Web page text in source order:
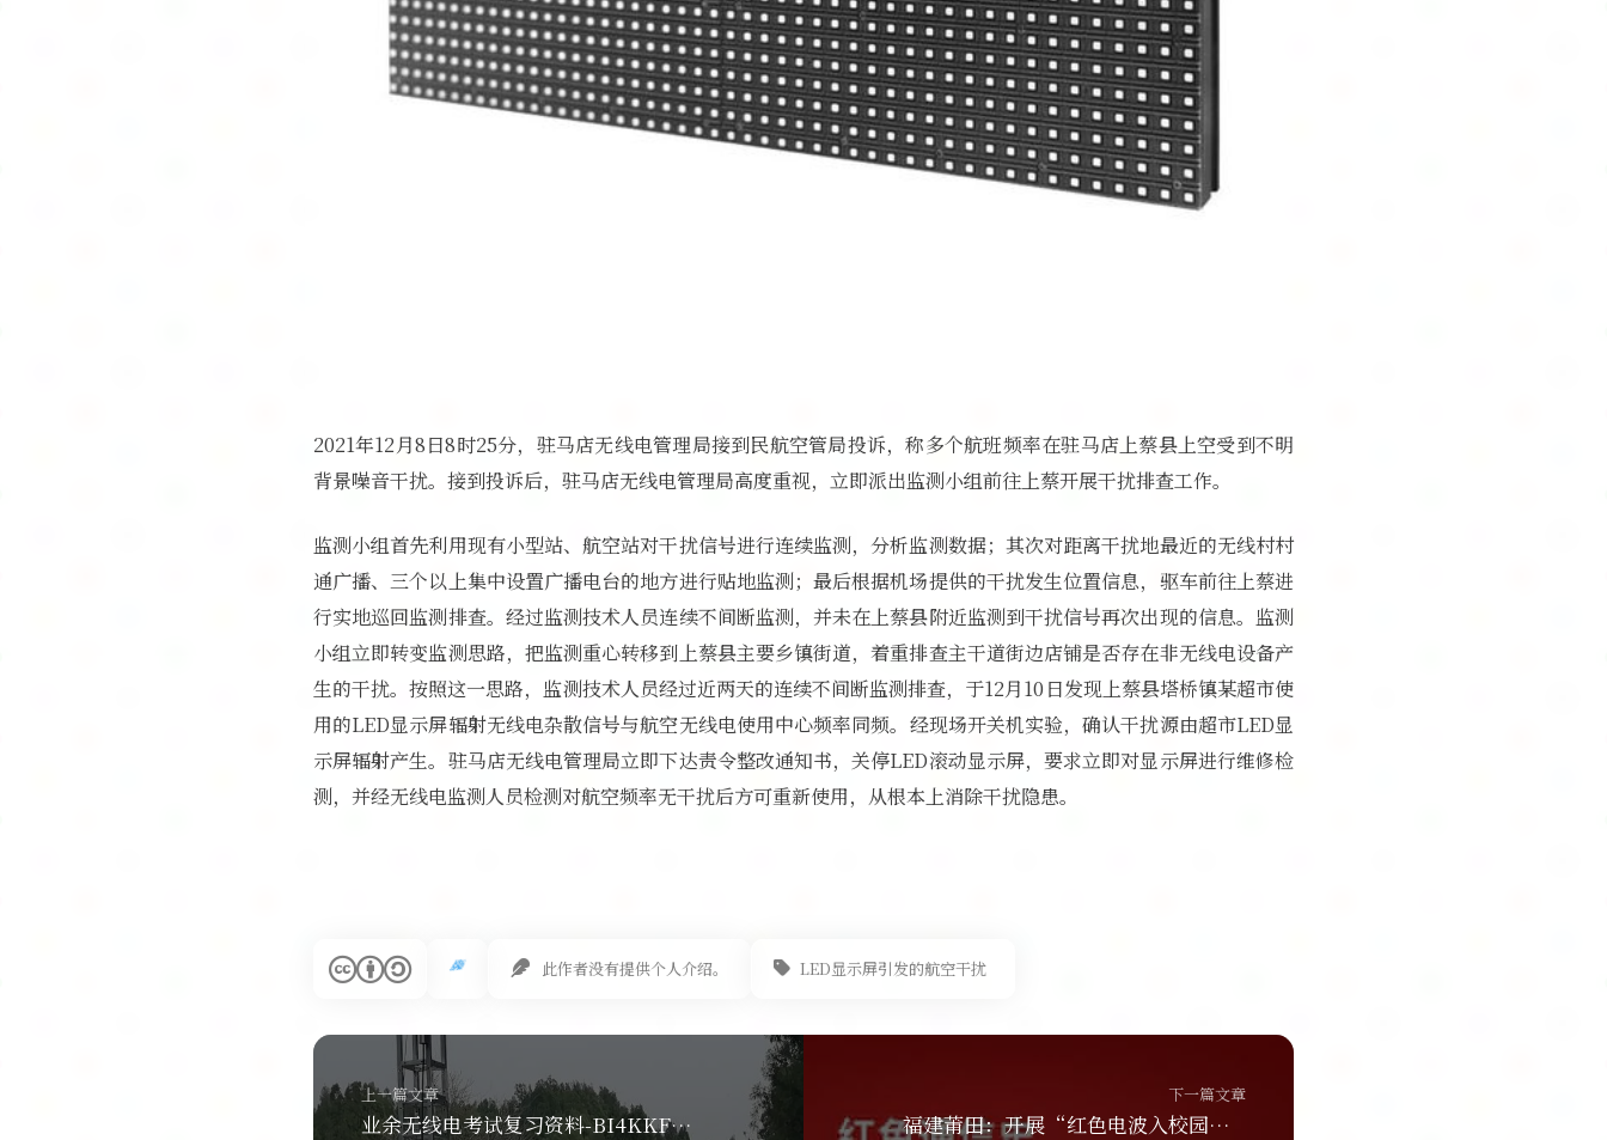
2021年12月8日8时25分，驻马店无线电管理局接到民航空管局投诉，称多个航班频率在驻马店上蔡县上空受到不明
背景噪音干扰。接到投诉后，驻马店无线电管理局高度重视，立即派出监测小组前往上蔡开展干扰排查工作。
监测小组首先利用现有小型站、航空站对干扰信号进行连续监测，分析监测数据；其次对距离干扰地最近的无线村村
通广播、三个以上集中设置广播电台的地方进行贴地监测；最后根据机场提供的干扰发生位置信息，驱车前往上蔡进
行实地巡回监测排查。经过监测技术人员连续不间断监测，并未在上蔡县附近监测到干扰信号再次出现的信息。监测
小组立即转变监测思路，把监测重心转移到上蔡县主要乡镇街道，着重排查主干道街边店铺是否存在非无线电设备产
生的干扰。按照这一思路，监测技术人员经过近两天的连续不间断监测排查，于12月10日发现上蔡县塔桥镇某超市使
用的LED显示屏辐射无线电杂散信号与航空无线电使用中心频率同频。经现场开关机实验，确认干扰源由超市LED显
示屏辐射产生。驻马店无线电管理局立即下达责令整改通知书，关停LED滚动显示屏，要求立即对显示屏进行维修检
测，并经无线电监测人员检测对航空频率无干扰后方可重新使用，从根本上消除干扰隐患。
此作者没有提供个人介绍。 LED显示屏引发的航空干扰
上一篇文章
业余无线电考试复习资料-BI4KKF整理
下一篇文章
福建莆田：开展“红色电波入校园”主题宣传活动